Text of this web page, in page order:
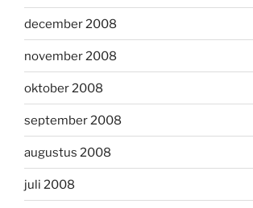
december 2008
november 2008
oktober 2008
september 2008
augustus 2008
juli 2008